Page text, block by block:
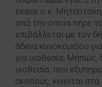
έκανε ο κ.
από την οποία πήρε
επιβάλλεται με τον
άδεια κυνοκομείου
για υιοθεσία; Μήπως,
υιοθεσία, που
σκοπούς, κινείται